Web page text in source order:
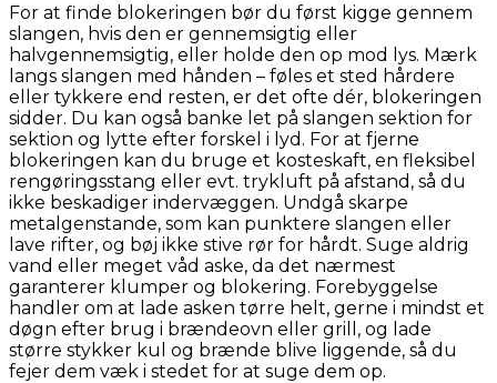
For at finde blokeringen bør du først kigge gennem
slangen, hvis den er gennemsigtig eller
halvgennemsigtig, eller holde den op mod lys. Mærk
langs slangen med hånden – føles et sted hårdere
eller tykkere end resten, er det ofte dér, blokeringen
sidder. Du kan også banke let på slangen sektion for
sektion og lytte efter forskel i lyd. For at fjerne
blokeringen kan du bruge et kosteskaft, en fleksibel
rengøringsstang eller evt. trykluft på afstand, så du
ikke beskadiger indervæggen. Undgå skarpe
metalgenstande, som kan punktere slangen eller
lave rifter, og bøj ikke stive rør for hårdt. Suge aldrig
vand eller meget våd aske, da det nærmest
garanterer klumper og blokering. Forebyggelse
handler om at lade asken tørre helt, gerne i mindst et
døgn efter brug i brændeovn eller grill, og lade
større stykker kul og brænde blive liggende, så du
fejer dem væk i stedet for at suge dem op.